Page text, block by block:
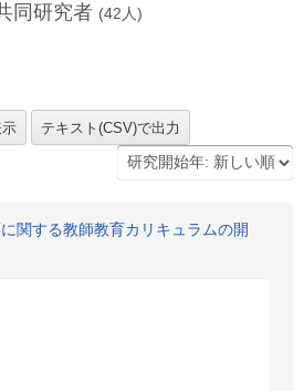
同研究者 (42 人)
に関する教師教育カリキュラムの開